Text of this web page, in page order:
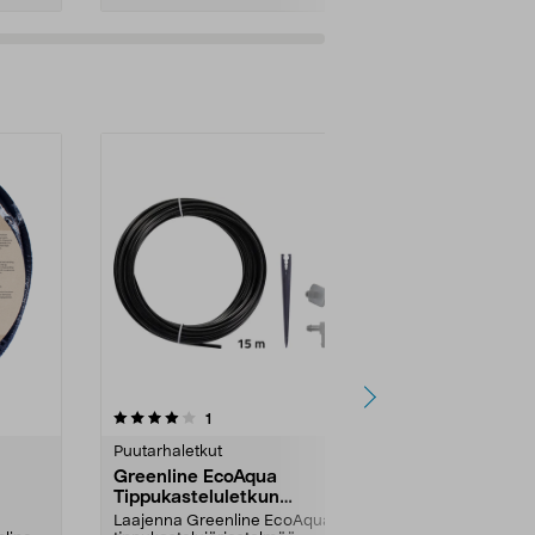
1
Puutarhaletkut
Greenline EcoAqua
Tippukasteluletkun
jatkosarja, 15 m
Laajenna Greenline EcoAqua -